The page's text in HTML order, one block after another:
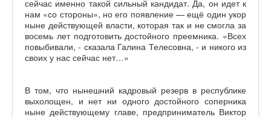
сейчас именно такой сильный кандидат. Да, он идет к
нам «со стороны», но его появление — ещё один укор
ныне действующей власти, которая так и не смогла за
восемь лет подготовить достойного преемника. «Всех
повыбивали, - сказала Галина Телесовна, - и никого из
своих у нас сейчас нет…»
В том, что нынешний кадровый резерв в республике
выхолощен, и нет ни одного достойного соперника
ныне действующему главе, предприниматель Виктор